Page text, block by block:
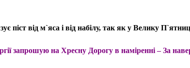
піст від м`яса і від набілу, так як у Велику
запрошую на Хресну Дорогу в наміренні – За